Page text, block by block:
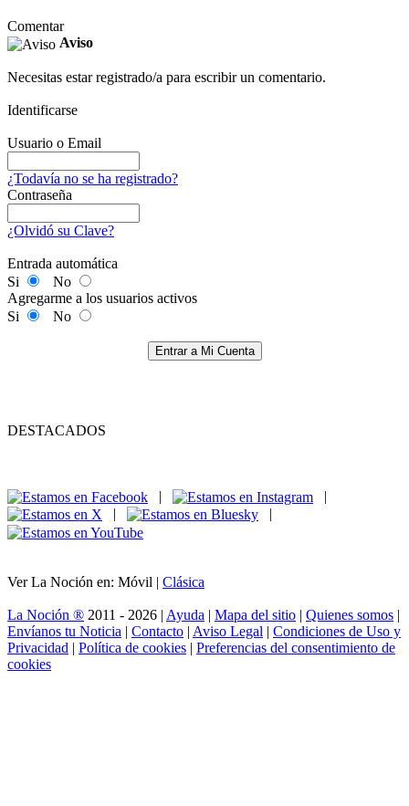
Comentar
Aviso
Necesitas estar registrado/a para escribir un comentario.
Identificarse
Usuario o Email
¿Todavía no se ha registrado?
Contraseña
¿Olvidó su Clave?
Entrada automática
Si
No
Agregarme a los usuarios activos
Si
No
Entrar a Mi Cuenta
DESTACADOS
|
|
|
|
Ver La Noción en: Móvil | Clásica
La Noción ® 2011 - 2026 | Ayuda | Mapa del sitio | Quienes somos |
Envíanos tu Noticia | Contacto | Aviso Legal | Condiciones de Uso y
Privacidad | Política de cookies | Preferencias del consentimiento de
cookies